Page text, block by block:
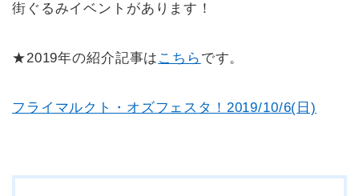
街ぐるみイベントがあります！
★2019年の紹介記事は こちら です。
フライマルクト・オズフェスタ！2019/10/6(日)